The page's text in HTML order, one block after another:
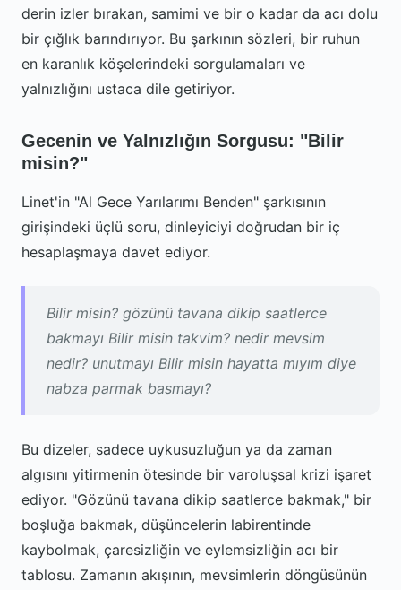
derin izler bırakan, samimi ve bir o kadar da acı dolu
bir çığlık barındırıyor. Bu şarkının sözleri, bir ruhun
en karanlık köşelerindeki sorgulamaları ve
yalnızlığını ustaca dile getiriyor.
Gecenin ve Yalnızlığın Sorgusu: "Bilir
misin?"
Linet'in "Al Gece Yarılarımı Benden" şarkısının
girişindeki üçlü soru, dinleyiciyi doğrudan bir iç
hesaplaşmaya davet ediyor.
Bilir misin? gözünü tavana dikip saatlerce
bakmayı Bilir misin takvim? nedir mevsim
nedir? unutmayı Bilir misin hayatta mıyım diye
nabza parmak basmayı?
Bu dizeler, sadece uykusuzluğun ya da zaman
algısını yitirmenin ötesinde bir varoluşsal krizi işaret
ediyor. "Gözünü tavana dikip saatlerce bakmak," bir
boşluğa bakmak, düşüncelerin labirentinde
kaybolmak, çaresizliğin ve eylemsizliğin acı bir
tablosu. Zamanın akışının, mevsimlerin döngüsünün